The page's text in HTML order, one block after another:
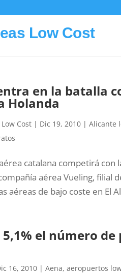
Low Cost
en la batalla
Holanda
Cost | Dic 19, 2010 |Alicante
catalana competirá con
aérea Vueling, filial
aéreas de bajo coste en El
5,1% el número
16, 2010 |Aena,aeropuertos